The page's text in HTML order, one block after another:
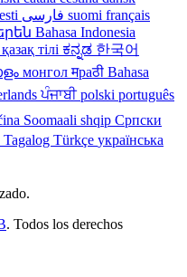
suomi français
Bahasa Indonesia
қазақ тілі ಕನ್ನಡ 한국어
монголमраठी Bahasa
ਪੰਜਾਬੀpolski português
Soomaali shqip Српски
Tagalog Türkçe українська
. Todos los derechos